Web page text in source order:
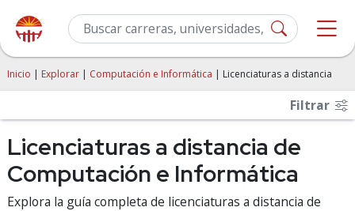
Inicio | Explorar | Computación e Informática | Licenciaturas a distancia
Filtrar
Licenciaturas a distancia de
Computación e Informática
Explora la guía completa de licenciaturas a distancia de